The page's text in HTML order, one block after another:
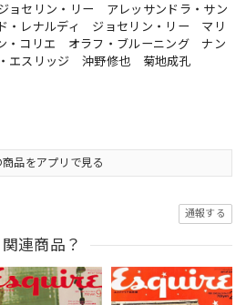
セリン・リー アレッサンドラ・サン
・レナルディ ジョセリン・リー マリ
・コリエ オラフ・ブルーニング ナン
エスリッジ 沖野修也 菊地成孔
商品をアプリで見る
通報する
関連商品？